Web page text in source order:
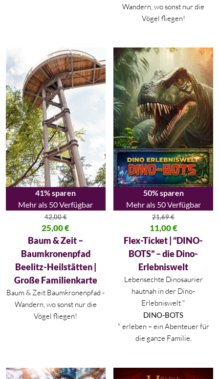
Wandern, wo sonst nur die
Vögel fliegen!
41% sparen
Mehr als 50 Verfügbar
42,00€
Ursprünglicher Preis war: 42,00 €
25,00€
Aktueller Preis ist: 25,00 €.
Baum & Zeit –
Baumkronenpfad
Beelitz-Heilstätten |
Große Familienkarte
Baum & Zeit Baumkronenpfad -
Wandern, wo sonst nur die
Vögel fliegen!
50% sparen
Mehr als 50 Verfügbar
21,69€
Ursprünglicher Preis war:
11,00€
Aktueller Preis ist: 11,00 €.
Flex-Ticket | “DINO-
BOTS” – die Dino-
Erlebniswelt
Lebensechte Dinosaurier
hautnah in der Dino-
Erlebniswelt "
DINO-BOTS
" erleben – ein Abenteuer für
die ganze Familie.